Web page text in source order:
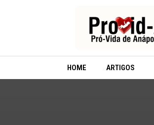
HOME ARTIGOS